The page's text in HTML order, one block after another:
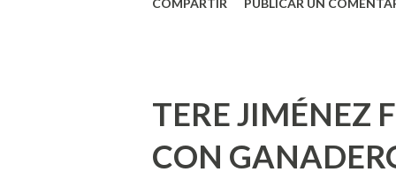
Estado, la Fundación
Montañez informó que en
metros cuadrados de
COMPARTIR PUBLICAR UN
TERE JIMÉNEZ
CON